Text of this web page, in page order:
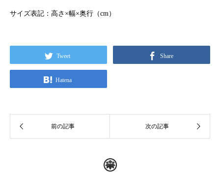
サイズ表記：高さ×幅×奥行（cm）
Tweet Share
Hatena